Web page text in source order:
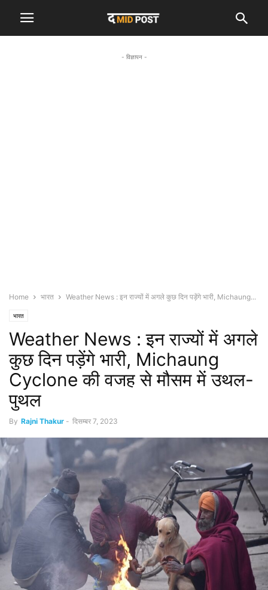
- विज्ञापन -
Home भारत Weather News : इन राज्यों में अगले कुछ दिन पड़ेंगे भारी, Michaung...
भारत
Weather News : इन राज्यों में अगले
कुछ दिन पड़ेंगे भारी, Michaung
Cyclone की वजह से मौसम में उथल-
पुथल
By Rajni Thakur - दिसम्बर 7, 2023